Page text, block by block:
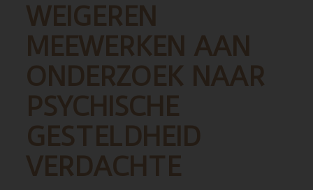
WEIGEREN
MEEWERKEN AAN
ONDERZOEK NAAR
PSYCHISCHE
GESTELDHEID
VERDACHTE